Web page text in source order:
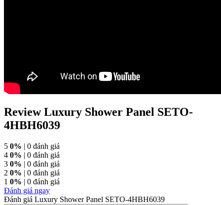
Review Luxury Shower Panel SETO-
4HBH6039
5 0% | 0 đánh giá
4 0% | 0 đánh giá
3 0% | 0 đánh giá
2 0% | 0 đánh giá
1 0% | 0 đánh giá
Đánh giá ngay
Đánh giá Luxury Shower Panel SETO-4HBH6039